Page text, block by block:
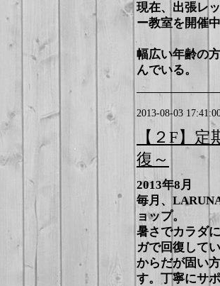
現在、出張レ
ー教室を開催
幅広い年齢の
んでいる。
2013-08-03
【２F】
復～
2013年8月
毎月、
ョップ。
暑さでカラダ
ガで回復して
からだが固い
す。丁寧にサ